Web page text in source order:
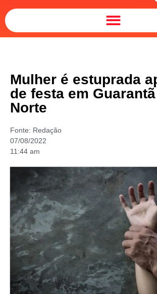
Mulher é estuprada
de festa em
Norte
Fonte: Redação
07/08/2022
11:44 am